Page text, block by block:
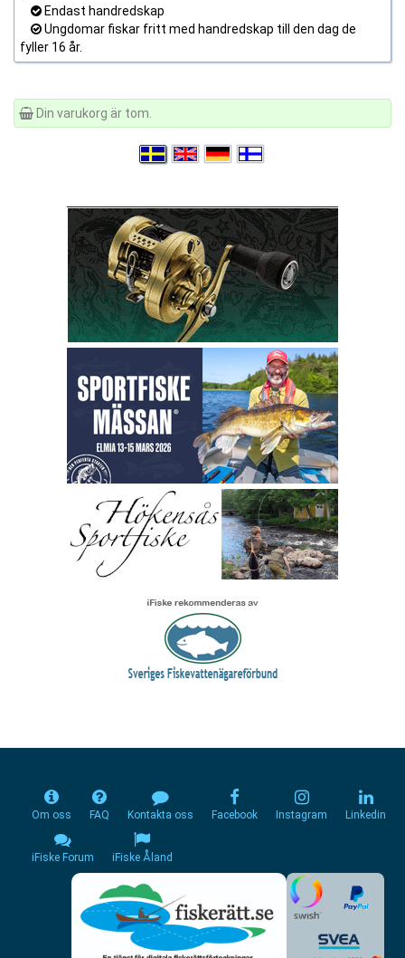
Endast handredskap
Ungdomar fiskar fritt med handredskap till den dag de
fyller 16 år.
Din varukorg är tom.
Om oss FAQ Kontakta oss Facebook Instagram Linkedin
iFiske Forum iFiske Åland